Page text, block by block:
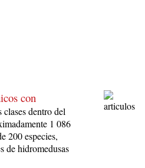
con
clases dentro del
1 086
200 especies,
de hidromedusas